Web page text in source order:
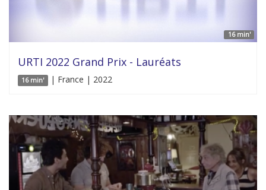
16 min'
URTI 2022 Grand Prix - Lauréats
16 min' | France | 2022